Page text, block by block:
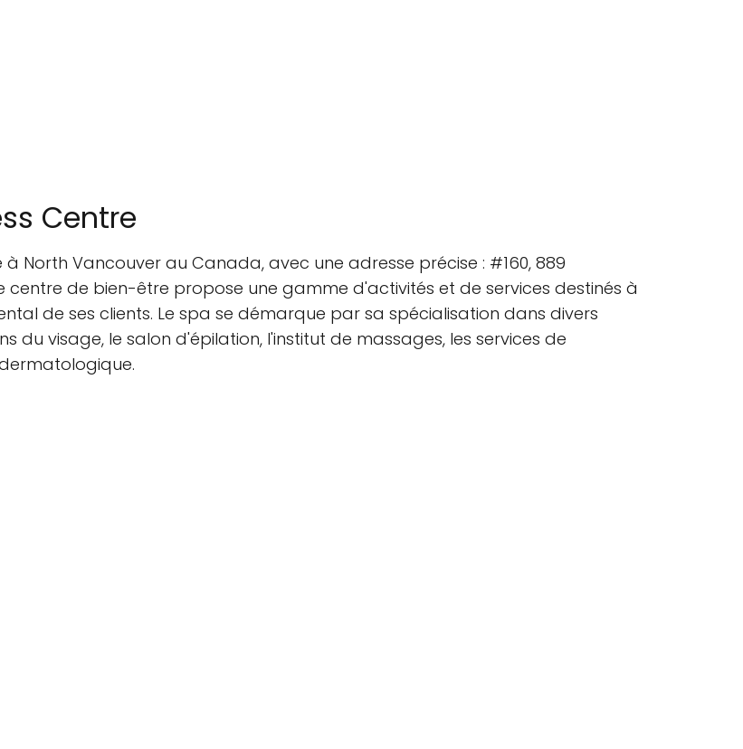
Centre
à North Vancouver au Canada, avec une adresse précise : #160, 889
centre de bien-être propose une gamme d'activités et de services destinés à
de ses clients. Le spa se démarque par sa spécialisation dans divers
du visage, le salon d'épilation, l'institut de massages, les services de